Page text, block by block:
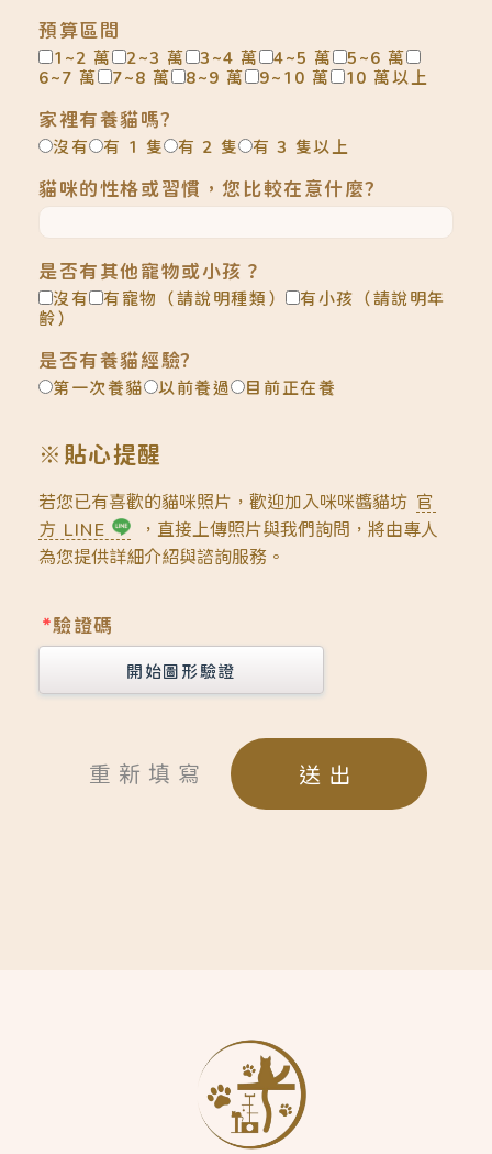
預算區間
1~2 萬 2~3 萬 3~4 萬 4~5 萬
5~6 萬
6~7 萬
7~8 萬 8~9 萬 9~10 萬 10 萬以上
家裡有養貓嗎?
沒有 有 1 隻 有 2 隻 有 3 隻以上
貓咪的性格或習慣，您比較在意什麼?
是否有其他寵物或小孩？
沒有 有寵物（請說明種類）
有小孩（請說明年
齡）
是否有養貓經驗?
第一次養貓 以前養過 目前正在養
※貼心提醒
若您已有喜歡的貓咪照片，歡迎加入咪咪醬貓坊 官
方 LINE
，直接上傳照片與我們詢問，將由專人
為您提供詳細介紹與諮詢服務。
*驗證碼
開始圖形驗證